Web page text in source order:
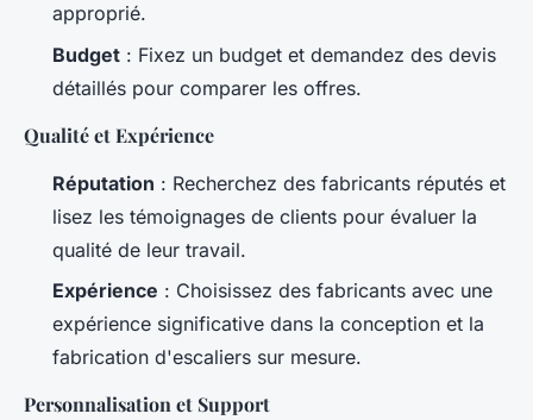
approprié.
Budget : Fixez un budget et demandez des devis
détaillés pour comparer les offres.
Qualité et Expérience
Réputation : Recherchez des fabricants réputés et
lisez les témoignages de clients pour évaluer la
qualité de leur travail.
Expérience : Choisissez des fabricants avec une
expérience significative dans la conception et la
fabrication d'escaliers sur mesure.
Personnalisation et Support